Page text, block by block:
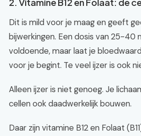
Dit is mild voor je maag en geeft
bijwerkingen. Een dosis van 25-40
voldoende, maar laat je
voor je begint. Te veel ijzer is ook
Alleen ijzer is niet genoeg. Je
cellen ook daadwerkelijk bouwen.
Daar zijn vitamine B12 en Folaat